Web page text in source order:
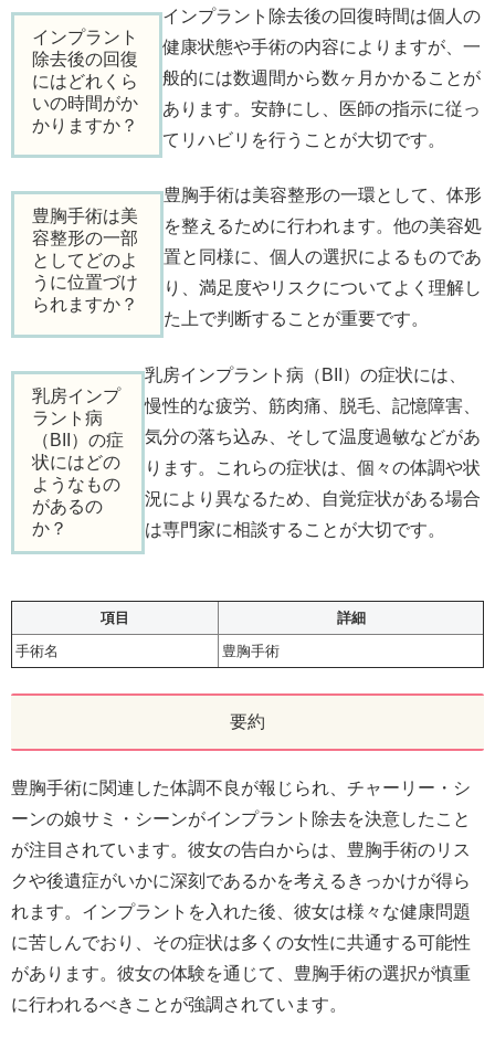
インプラント
除去後の回復
にはどれくら
いの時間がか
かりますか？
インプラント除去後の回復時間は個人の
健康状態や手術の内容によりますが、一
般的には数週間から数ヶ月かかることが
あります。安静にし、医師の指示に従っ
てリハビリを行うことが大切です。
豊胸手術は美
容整形の一部
としてどのよ
うに位置づけ
られますか？
豊胸手術は美容整形の一環として、体形
を整えるために行われます。他の美容処
置と同様に、個人の選択によるものであ
り、満足度やリスクについてよく理解し
た上で判断することが重要です。
乳房インプ
ラント病
（BII）の症
状にはどの
ようなもの
があるの
か？
乳房インプラント病（BII）の症状には、
慢性的な疲労、筋肉痛、脱毛、記憶障害、
気分の落ち込み、そして温度過敏などがあ
ります。これらの症状は、個々の体調や状
況により異なるため、自覚症状がある場合
は専門家に相談することが大切です。
項目
詳細
手術名
豊胸手術
要約
豊胸手術に関連した体調不良が報じられ、チャーリー・シ
ーンの娘サミ・シーンがインプラント除去を決意したこと
が注目されています。彼女の告白からは、豊胸手術のリス
クや後遺症がいかに深刻であるかを考えるきっかけが得ら
れます。インプラントを入れた後、彼女は様々な健康問題
に苦しんでおり、その症状は多くの女性に共通する可能性
があります。彼女の体験を通じて、豊胸手術の選択が慎重
に行われるべきことが強調されています。